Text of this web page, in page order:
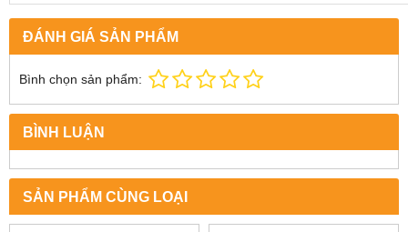
ĐÁNH GIÁ SẢN PHẨM
Bình chọn sản phẩm:
BÌNH LUẬN
SẢN PHẨM CÙNG LOẠI